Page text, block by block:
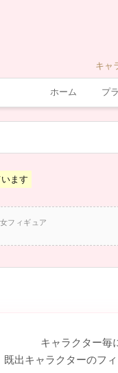
キャ
ホーム プ
ます
フィギュア
キャラクター毎
既出キャラクターのフ